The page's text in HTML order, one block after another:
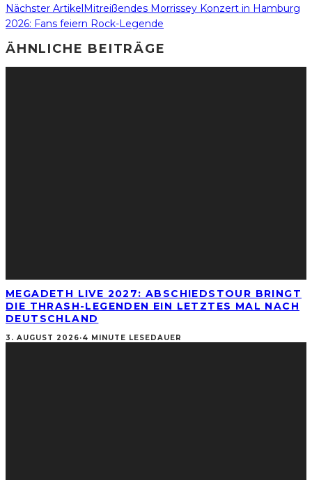
Nächster ArtikelMitreißendes Morrissey Konzert in Hamburg
2026: Fans feiern Rock-Legende
ÄHNLICHE BEITRÄGE
MEGADETH LIVE 2027: ABSCHIEDSTOUR BRINGT
DIE THRASH-LEGENDEN EIN LETZTES MAL NACH
DEUTSCHLAND
3. AUGUST 2026·4 MINUTE LESEDAUER